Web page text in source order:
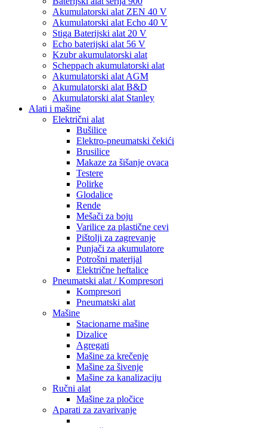
Akumulatorski alat ZEN 40 V
Akumulatorski alat Echo 40 V
Stiga Baterijski alat 20 V
Echo baterijski alat 56 V
Kzubr akumulatorski alat
Scheppach akumulatorski alat
Akumulatorski alat AGM
Akumulatorski alat B&D
Akumulatorski alat Stanley
Alati i mašine
Električni alat
Bušilice
Elektro-pneumatski čekići
Brusilice
Makaze za šišanje ovaca
Testere
Polirke
Glodalice
Rende
Mešači za boju
Varilice za plastične cevi
Pištolji za zagrevanje
Punjači za akumulatore
Potrošni materijal
Električne heftalice
Pneumatski alat / Kompresori
Kompresori
Pneumatski alat
Mašine
Stacionarne mašine
Dizalice
Agregati
Mašine za krečenje
Mašine za šivenje
Mašine za kanalizaciju
Ručni alat
Mašine za pločice
Aparati za zavarivanje